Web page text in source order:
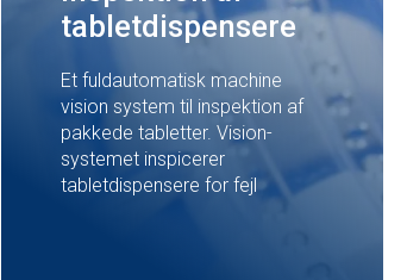
tabletdispensere
Et fuldautomatisk machine
vision system til inspektion af
pakkede tabletter. Vision-
systemet inspicerer
tabletdispensere for fejl